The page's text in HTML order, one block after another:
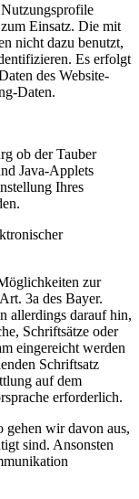
Einsatz. Die mit
nicht dazu benutzt,
Es erfolgt
des Website-
Daten.
ob der Tauber
Java-Applets
Ihres
zur
3a des Bayer.
allerdings darauf hin,
Schriftsätze oder
eingereicht werden
Schriftsatz
auf dem
erforderlich.
wir davon aus,
sind. Ansonsten